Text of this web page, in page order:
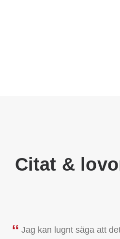
Citat &
Jag kan lugnt säga att